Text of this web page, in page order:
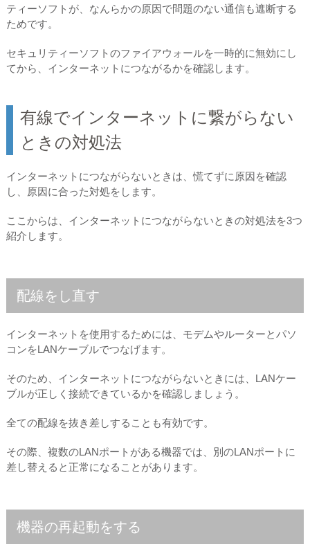
ティーソフトが、なんらかの原因で問題のない通信も遮断する
ためです。
セキュリティーソフトのファイアウォールを一時的に無効にし
てから、インターネットにつながるかを確認します。
有線でインターネットに繋がらない
ときの対処法
インターネットにつながらないときは、慌てずに原因を確認
し、原因に合った対処をします。
ここからは、インターネットにつながらないときの対処法を3つ
紹介します。
配線をし直す
インターネットを使用するためには、モデムやルーターとパソ
コンをLANケーブルでつなげます。
そのため、インターネットにつながらないときには、LANケー
ブルが正しく接続できているかを確認しましょう。
全ての配線を抜き差しすることも有効です。
その際、複数のLANポートがある機器では、別のLANポートに
差し替えると正常になることがあります。
機器の再起動をする